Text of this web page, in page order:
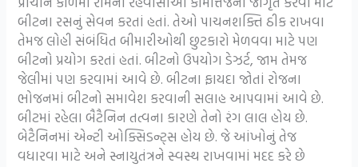
બીટના રસનું સેવન કરતાં હતાં. તેઓ પાચનશક્તિ ઠીક રાખવા
તેમજ લોહી સંબંધિત બીમારીઓથી છુટકારો મેળવવા માટે પણ
બીટનો પ્રયોગ કરતાં હતાં. બીટનો ઉપયોગ ડેઝર્ટ, જામ તેમજ
જેલીમાં પણ કરવામાં આવે છે. બીટના ફાયદા જોતાં રોજના
ભોજનમાં બીટનો સમાવેશ કરવાની સલાહ આપવામાં આવે છે.
બીટમાં રહેલા બૈટૈનિન તત્વના કારણે તેનો રંગ લાલ હોય છે.
બેટૈનિનમાં એન્ટી ઓક્સિડન્ટ્સ હોય છે. જે આંખોનું તેજ
વધારવા માટે અને સ્નાયુતંત્રને સ્વસ્થ રાખવામાં મદદ કરે છે